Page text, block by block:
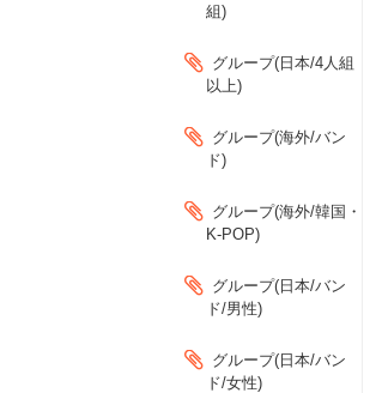
組)
グループ(日本/4人組
以上)
グループ(海外/バン
ド)
グループ(海外/韓国・
K-POP)
グループ(日本/バン
ド/男性)
グループ(日本/バン
ド/女性)